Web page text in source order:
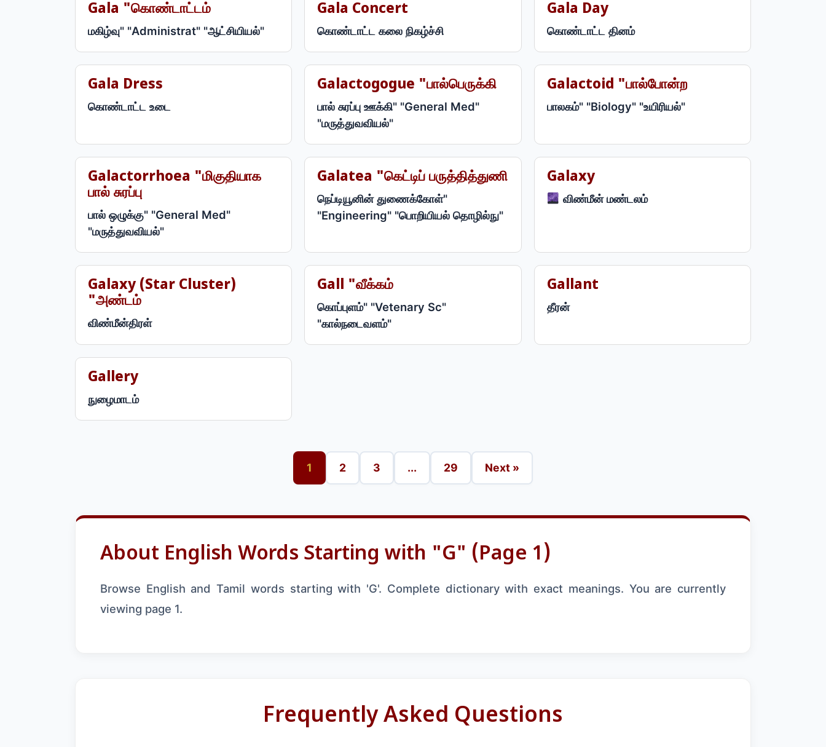
Gala "கொண்டாட்டம்
மகிழ்வு" "Administrat" "ஆட்சியியல்"
Gala Concert
கொண்டாட்ட கலை நிகழ்ச்சி
Gala Day
கொண்டாட்ட தினம்
Gala Dress
கொண்டாட்ட உடை
Galactogogue "பால்பெருக்கி
பால் சுரப்பு ஊக்கி" "General Med"
"மருத்துவவியல்"
Galactoid "பால்போன்ற
பாலகம்" "Biology" "உயிரியல்"
Galactorrhoea "மிகுதியாக
பால் சுரப்பு
பால் ஒழுக்கு" "General Med"
"மருத்துவவியல்"
Galatea "கெட்டிப் பருத்தித்துணி
நெப்டியூனின் துணைக்கோள்"
"Engineering" "பொறியியல் தொழில்நு"
Galaxy
விண்மீன் மண்டலம்
Galaxy (star Cluster)
"அண்டம்
விண்மீன்திரள்
Gall "வீக்கம்
கொப்புளம்" "Vetenary Sc"
"கால்நடைவளம்"
Gallant
தீரன்
Gallery
நுழைமாடம்
1 2 3 ... 29 Next »
About English Words Starting with "G" (Page 1)
Browse English and Tamil words starting with 'G'. Complete dictionary with exact meanings. You are currently
viewing page 1.
Frequently Asked Questions